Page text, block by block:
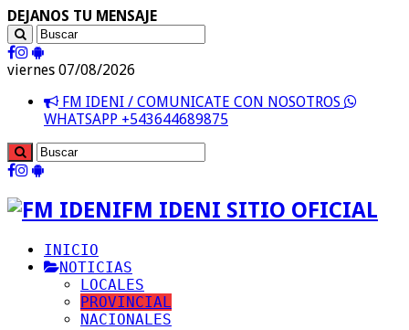
DEJANOS TU MENSAJE
viernes 07/08/2026
FM IDENI / COMUNICATE CON NOSOTROS
WHATSAPP +543644689875
FM IDENI SITIO OFICIAL
INICIO
NOTICIAS
LOCALES
PROVINCIAL
NACIONALES